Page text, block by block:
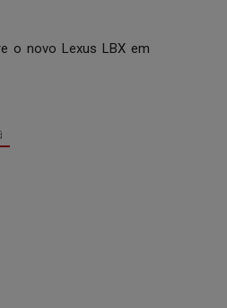
o novo Lexus LBX em